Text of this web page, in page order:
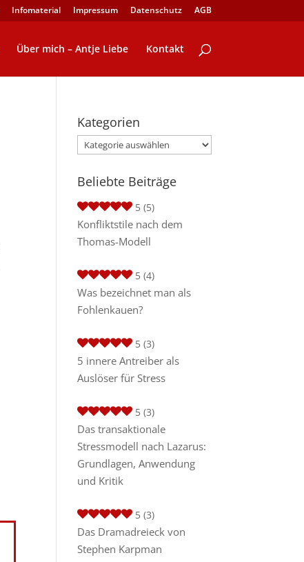
Infomaterial Impressum Datenschutz AGB
Über mich – Antje Liebe Kontakt
Kategorien
Kategorien
Beliebte Beiträge
5 (5)
Konfliktstile nach dem
Thomas-Modell
5 (4)
Was bezeichnet man als
Fohlenkauen?
5 (3)
5 innere Antreiber als
Auslöser für Stress
5 (3)
Das transaktionale
Stressmodell nach Lazarus:
Grundlagen, Anwendung
und Kritik
5 (3)
Das Dramadreieck von
Stephen Karpman